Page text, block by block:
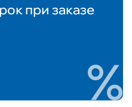
при заказе